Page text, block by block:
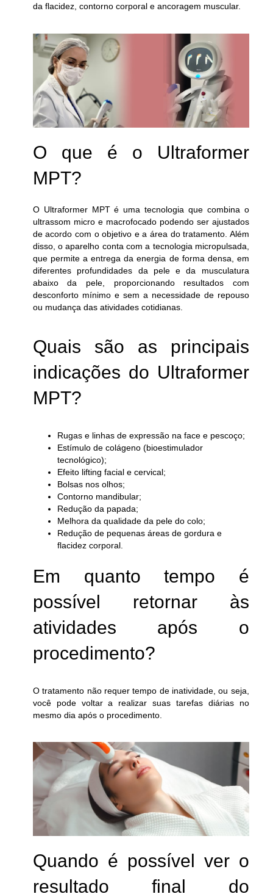
da flacidez, contorno corporal e ancoragem muscular.
O que é o Ultraformer
MPT?
O Ultraformer MPT é uma tecnologia que combina o
ultrassom micro e macrofocado podendo ser ajustados
de acordo com o objetivo e a área do tratamento. Além
disso, o aparelho conta com a tecnologia micropulsada,
que permite a entrega da energia de forma densa, em
diferentes profundidades da pele e da musculatura
abaixo da pele, proporcionando resultados com
desconforto mínimo e sem a necessidade de repouso
ou mudança das atividades cotidianas.
Quais são as principais
indicações do Ultraformer
MPT?
Rugas e linhas de expressão na face e pescoço;
Estímulo de colágeno (bioestimulador
tecnológico);
Efeito lifting facial e cervical;
Bolsas nos olhos;
Contorno mandibular;
Redução da papada;
Melhora da qualidade da pele do colo;
Redução de pequenas áreas de gordura e
flacidez corporal.
Em quanto tempo é
possível retornar às
atividades após o
procedimento?
O tratamento não requer tempo de inatividade, ou seja,
você pode voltar a realizar suas tarefas diárias no
mesmo dia após o procedimento.
Quando é possível ver o
resultado final do